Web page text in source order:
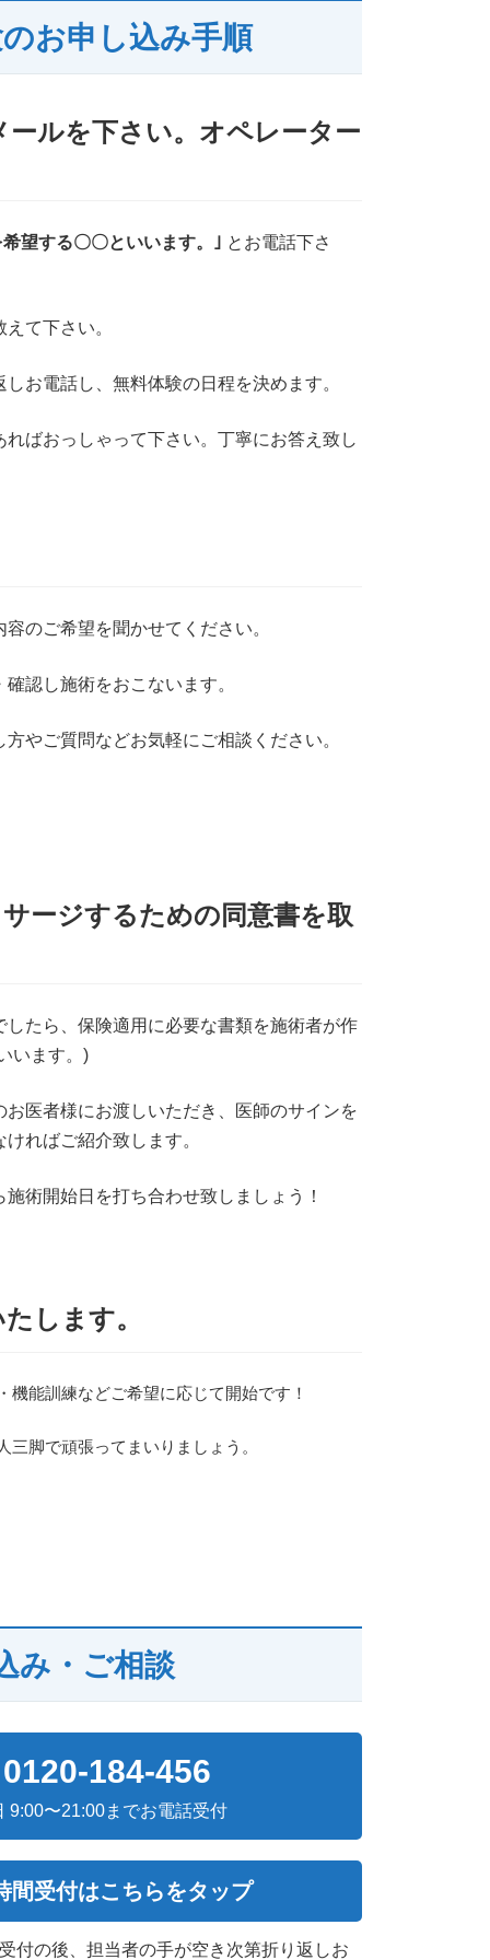
お申し込み手順
ルを下さい。オペレーター
望する〇〇といいます。｣ とお電話下さ
て下さい。
お電話し、無料体験の日程を決めます。
ばおっしゃって下さい。丁寧にお答え致し
のご希望を聞かせてください。
認し施術をおこないます。
やご質問などお気軽にご相談ください。
ージするための同意書を取
たら、保険適用に必要な書類を施術者が作
います。)
医者様にお渡しいただき、医師のサインを
ればご紹介致します。
術開始日を打ち合わせ致しましょう！
します。
機能訓練などご希望に応じて開始です！
脚で頑張ってまいりましょう。
み・ご相談
0120-184-456
9:00〜21:00までお電話受付
間受付はこちらをタップ
付の後、担当者の手が空き次第折り返しお